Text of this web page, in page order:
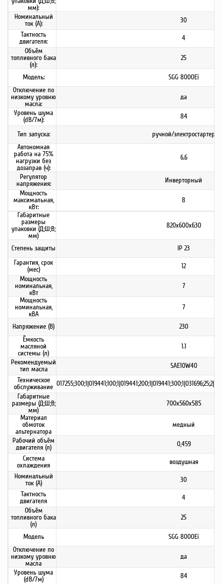
мм):
Номинальный
ток (А):
30
Тактность
двигателя:
4
Объём
топливного бака
(л):
25
Модель:
SGG 8000Ei
Отключение по
низкому уровню
масла:
да
Уровень шума
(dB/7м):
84
Тип запуска:
ручной/электростартер
Автономная
работа на 75%
нагрузки без
дозаправ (ч):
6.6
Регулятор
напряжения:
Инверторный
Мощность
максимальная,
кВт:
8
Габаритные
размеры
упаковки (Д;Ш;В;
мм)
820x600x630
Степень защиты
IP 23
Гарантия, срок
(мес)
12
Мощность
номинальная,
кВт
7
Мощность
номинальная,
кВА
7
Напряжение (В)
230
Ёмкость
масляной
системы (л)
1.1
Рекомендуемый
тип масла
SAE10W40
Техническое
обслуживание
Габаритные
размеры (Д;Ш;В;
мм)
700х560х585
Материал
обмоток
альтернатора
медный
Рабочий объём
двигателя (л)
0,459
Система
охлаждения
воздушная
Номинальный
ток (А)
30
Тактность
двигателя
4
Объём
топливного бака
(л)
25
Модель
SGG 8000Ei
Отключение по
низкому уровню
масла
да
Уровень шума
(dB/7м)
84